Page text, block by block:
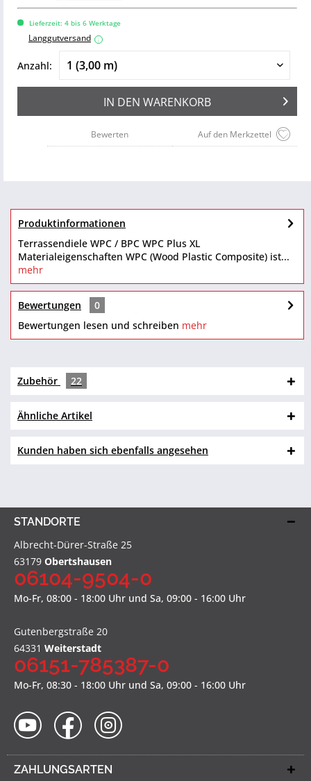
Lieferzeit: 4 bis 6 Werktage
Langgutversand i
Anzahl:
IN DEN WARENKORB
Auf den Merkzettel
Bewerten
Produktinformationen
Terrassendiele WPC / BPC WPC Plus XL
Materialeigenschaften WPC (Wood Plastic Composite) ist...
mehr
Bewertungen
0
Bewertungen lesen und schreiben mehr
Zubehör 22
Ähnliche Artikel
Kunden haben sich ebenfalls angesehen
STANDORTE
Albrecht-Dürer-Straße 25
63179 Obertshausen
06104-9504-0
Mo-Fr, 08:00 - 18:00 Uhr und Sa, 09:00 - 16:00 Uhr
Gutenbergstraße 20
64331 Weiterstadt
06151-785387-0
Mo-Fr, 08:30 - 18:00 Uhr und Sa, 09:00 - 16:00 Uhr
ZAHLUNGSARTEN